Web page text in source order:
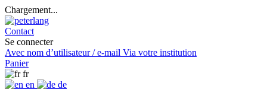
Chargement...
Contact
Se connecter
Avec nom d’utilisateur / e-mail Via votre institution
Panier
fr
en
de